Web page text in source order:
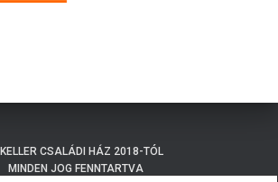
CSALÁDI HÁZ 2018-TÓL
MINDEN JOG FENNTARTVA